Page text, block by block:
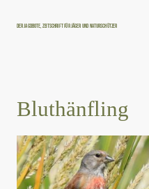
Der Jagdbote, Zeitschrift für Jäger und Naturschützer
Bluthänfling